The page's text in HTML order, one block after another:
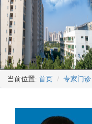
当前位置: 首页 专家门诊